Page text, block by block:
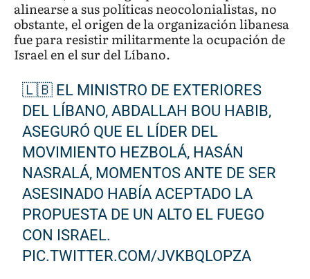
alinearse a sus políticas neocolonialistas, no
obstante, el origen de la organización libanesa
fue para resistir militarmente la ocupación de
Israel en el sur del Líbano.
🇱🇧 EL MINISTRO DE EXTERIORES
DEL LÍBANO, ABDALLAH BOU HABIB,
ASEGURÓ QUE EL LÍDER DEL
MOVIMIENTO HEZBOLÁ, HASÁN
NASRALÁ, MOMENTOS ANTE DE SER
ASESINADO HABÍA ACEPTADO LA
PROPUESTA DE UN ALTO EL FUEGO
CON ISRAEL.
PIC.TWITTER.COM/JVKBQLOPZA